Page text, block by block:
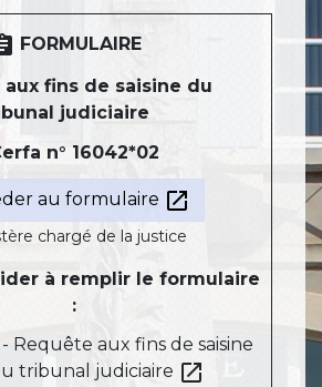
FORMULAIRE
aux fins de saisine du
judiciaire
n° 16042*02
au formulaire open_in_new
chargé de la justice
à remplir le formulaire
:
Requête aux fins de saisine
tribunal judiciaire open_in_new